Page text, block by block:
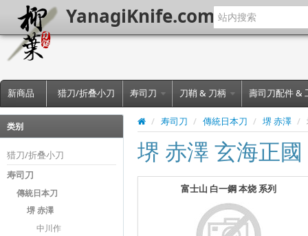
YanagiKnife.com
新商品 猎刀/折叠小刀 寿司刀 刀鞘 & 刀柄 壽司刀配件 &
类别
猎刀/折叠小刀
寿司刀
傳統日本刀
堺 赤澤
中川作
/ 寿司刀 / 傳統日本刀 / 堺 赤澤 /
堺 赤澤 玄海正
富士山 白一鋼 本烧 系列